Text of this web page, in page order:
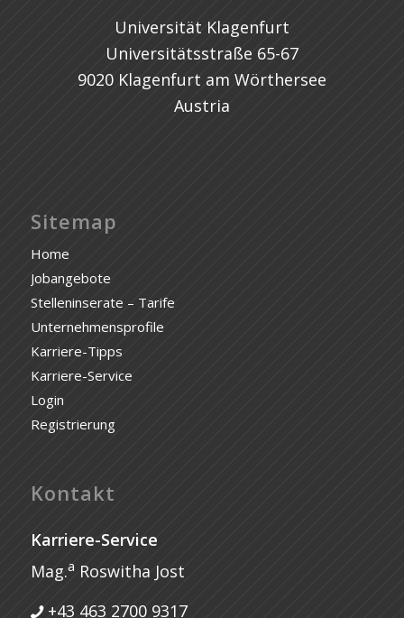
Universität Klagenfurt
Universitätsstraße 65-67
9020 Klagenfurt am Wörthersee
Austria
Sitemap
Home
Jobangebote
Stelleninserate – Tarife
Unternehmensprofile
Karriere-Tipps
Karriere-Service
Login
Registrierung
Kontakt
Karriere-Service
Mag.a Roswitha Jost
+43 463 2700 9317